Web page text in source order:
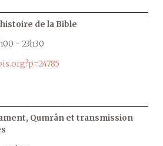
histoire de la Bible
- 23h30
Qumrân et transmission